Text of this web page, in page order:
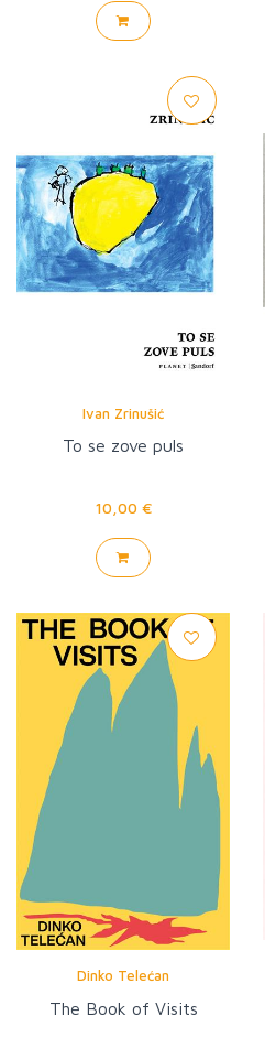
Ivan Zrinušić
To se zove puls
10,00 €
Dinko Telećan
The Book of Visits